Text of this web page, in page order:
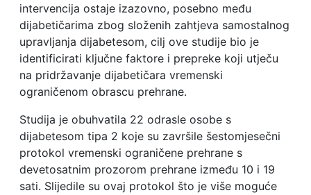
intervencija ostaje izazovno, posebno među
dijabetičarima zbog složenih zahtjeva samostalnog
upravljanja dijabetesom, cilj ove studije bio je
identificirati ključne faktore i prepreke koji utječu
na pridržavanje dijabetičara vremenski
ograničenom obrascu prehrane.
Studija je obuhvatila 22 odrasle osobe s
dijabetesom tipa 2 koje su završile šestomjesečni
protokol vremenski ograničene prehrane s
devetosatnim prozorom prehrane između 10 i 19
sati. Slijedile su ovaj protokol što je više moguće